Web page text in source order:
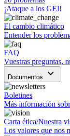
¡Ataque a los GEI!
El cambio climático
Entender los
FAQ
Vuestras preguntas,
Documentos keyboard_arrow_down
Boletines
Más información
Carta ética/Nuestra
Los valores que nos